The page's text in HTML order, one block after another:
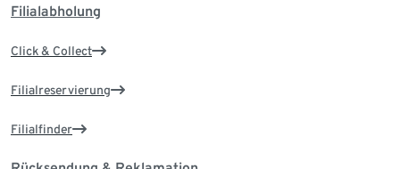
Filialabholung
Click & Collect
Filialreservierung
Filialfinder